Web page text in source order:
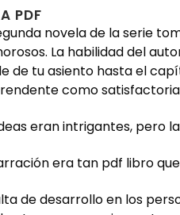
PDF
novela de la serie
La habilidad del
de tu asiento hasta el
como
eran intrigantes, pero
era tan pdf libro
de desarrollo en los